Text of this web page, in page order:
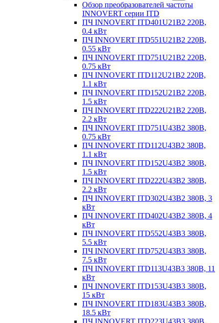
Обзор преобразователей частоты
INNOVERT серии ITD
ПЧ INNOVERT ITD401U21B2 220В,
0.4 кВт
ПЧ INNOVERT ITD551U21B2 220В,
0.55 кВт
ПЧ INNOVERT ITD751U21B2 220В,
0.75 кВт
ПЧ INNOVERT ITD112U21B2 220В,
1.1 кВт
ПЧ INNOVERT ITD152U21B2 220В,
1.5 кВт
ПЧ INNOVERT ITD222U21B2 220В,
2.2 кВт
ПЧ INNOVERT ITD751U43B2 380В,
0.75 кВт
ПЧ INNOVERT ITD112U43B2 380В,
1.1 кВт
ПЧ INNOVERT ITD152U43B2 380В,
1.5 кВт
ПЧ INNOVERT ITD222U43B2 380В,
2.2 кВт
ПЧ INNOVERT ITD302U43B2 380В, 3
кВт
ПЧ INNOVERT ITD402U43B2 380В, 4
кВт
ПЧ INNOVERT ITD552U43B3 380В,
5.5 кВт
ПЧ INNOVERT ITD752U43B3 380В,
7.5 кВт
ПЧ INNOVERT ITD113U43B3 380В, 11
кВт
ПЧ INNOVERT ITD153U43B3 380В,
15 кВт
ПЧ INNOVERT ITD183U43B3 380В,
18.5 кВт